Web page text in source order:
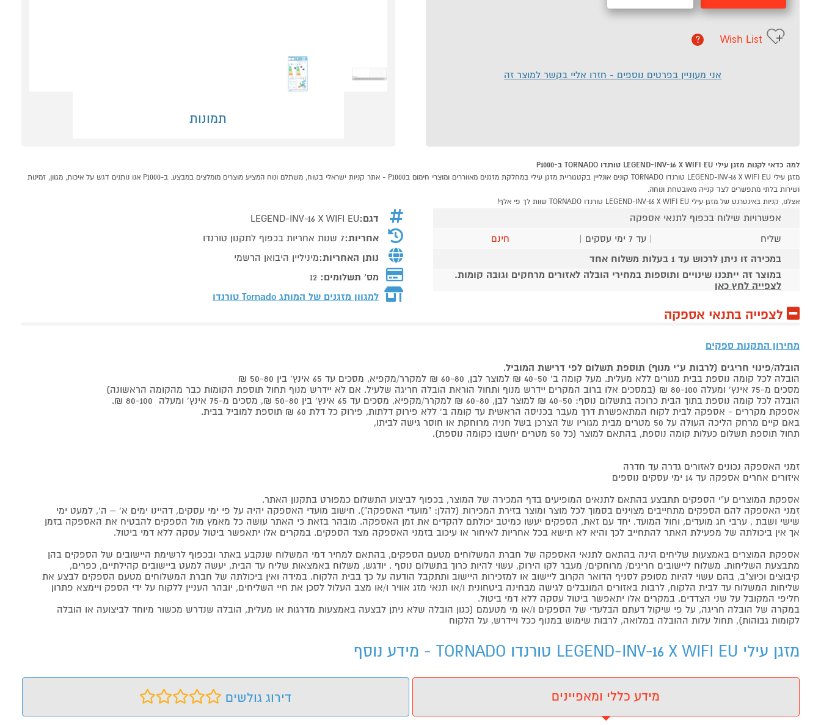
תמונות
Wish List
?
אני מעוניין בפרטים נוספים - חזרו אליי בקשר למוצר זה
למה כדאי לקנות מזגן עילי LEGEND-INV-16 X WIFI EU טורנדו TORNADO ב-P1000
מזגן עילי LEGEND-INV-16 X WIFI EU טורנדו TORNADO קונים אונליין בקטגוריית מזגן עילי במחלקת מזגנים מאווררים ומוצרי חימום בP1000 - אתר קניות ישראלי בטוח, משתלם ונוח המציע מוצרים מומלצים במבצע. ב-P1000 אנו נותנים דגש על איכות, מגוון, זמינות
ושירות בלתי מתפשרים לצד קנייה מאובטחת ונוחה.
אצלנו, קניות באינטרנט של מזגן עילי LEGEND-INV-16 X WIFI EU טורנדו TORNADO שוות לך פי אלף!
אפשרויות שילוח בכפוף לתנאי אספקה
שליח
| עד 7 ימי עסקים |
חינם
במכירה זו ניתן לרכוש עד 1 בעלות משלוח אחד
במוצר זה ייתכנו שינויים ותוספות במחירי הובלה לאזורים מרחקים וגובה קומות.
לצפייה לחץ כאן
דגם:LEGEND-INV-16 X WIFI EU
אחריות:7 שנות אחריות בכפוף לתקנון טורנדו
נותן האחריות:מיניליין היבואן הרשמי
מס' תשלומים: 12
למגוון מזגנים של המותג Tornado טורנדו
לצפייה בתנאי אספקה
מחירון התקנות ספקים
הובלה/פינוי חריגים (לרבות ע"י מנוף) תוספת תשלום לפי דרישת המוביל.
הובלה לכל קומה נוספת בבית מגורים ללא מעלית. מעל קומה ב' 40-50 ₪ למוצר לבן, 60-80 ₪ למקרר/מקפיא, מסכים עד 65 אינץ' בין 50-80 ₪
מסכים מ-75 אינץ' ומעלה 80-100 ₪ (במסכים אלו ברוב המקרים יידרש מנוף ותחול הוראת הובלה חריגה שלעיל. אם לא יידרש מנוף תחול תוספת הקומות כבר מהקומה הראשונה)
הובלה לכל קומה נוספת בתוך הבית כרוכה בתשלום נוסף: 40-50 ₪ למוצר לבן, 60-80 ₪ למקרר/מקפיא, מסכים עד 65 אינץ' בין 50-80 ₪, מסכים מ-75 אינץ' ומעלה 80-100 ₪.
אספקת מקררים - אספקה לבית לקוח המתאפשרת דרך מעבר בכניסה הראשית עד קומה ב' ללא פירוק דלתות, פירוק כל דלת 60 ₪ תוספת למוביל בבית.
באם קיים מרחק הליכה העולה על 50 מטרים מבית מגוריו של הצרכן בשל חניה מרוחקת או חוסר גישה לביתו,
תחול תוספת תשלום כעלות קומה נוספת, בהתאם למוצר (כל 50 מטרים יחשבו כקומה נוספת).
זמני האספקה נכונים לאזורים גדרה עד חדרה
איזורים אחרים אספקה עד 14 ימי עסקים נוספים
אספקת המוצרים ע"י הספקים תתבצע בהתאם לתנאים המופיעים בדף המכירה של המוצר, בכפוף לביצוע התשלום כמפורט בתקנון האתר.
זמני האספקה להם הספקים מתחייבים מצוינים בסמוך לכל מוצר ומוצר בזירת המכירות (להלן: "מועדי האספקה"). חישוב מועדי האספקה יהיה על פי ימי עסקים, דהיינו ימים א' – ה', למעט ימי
שישי ושבת , ערבי חג מועדים, וחול המועד. יחד עם זאת, הספקים יעשו כמיטב יכולתם להקדים את זמן האספקה. מובהר בזאת כי האתר עושה כל מאמץ מול הספקים להבטיח את האספקה בזמן
אך אין ביכולתה של מפעילת האתר להתחייב לכך והיא לא תישא בכל אחריות לאיחור או עיכוב בזמני האספקה מצד הספקים. במקרים אלו יתאפשר ביטול עסקה ללא דמי ביטול.
אספקת המוצרים באמצעות שליחים הינה בהתאם לתנאי האספקה של חברת המשלוחים מטעם הספקים, בהתאם למחיר דמי המשלוח שנקבע באתר ובכפוף לרשימת היישובים של הספקים בהן
מתבצעת השליחות. משלוח ליישובים חריגים/ מרוחקים/ מעבר לקו הירוק, עשוי להיות כרוך בתשלום נוסף . יודגש, משלוח באמצאות שליח עד הבית, יעשה למעט ביישובים קהילתיים, כפרים,
קיבוצים וכיוצ"ב, בהם עשוי להיות מסופק לסניף הדואר הקרוב ליישוב או למזכירות היישוב ותתקבל הודעה על כך בבית הלקוח. במידה ואין ביכולתה של חברת המשלוחים מטעם הספקים לבצע את
שליחות המשלוח עד לבית הלקוח, לרבות באזורים המוגבלים לגישה מבחינה ביטחונית ו/או תנאי מזג אוויר ו/או מצב העלול לסכן את חיי השליחים, יובהר העניין ללקוח על ידי הספק ויימצא פתרון
חליפי המקובל על שני הצדדים. במקרים אלו יתאפשר ביטול עסקה ללא דמי ביטול.
במקרה של הובלה חריגה, על פי שיקול דעתם הבלעדי של הספקים ו/או מי מטעמם (כגון הובלה שלא ניתן לבצעה באמצעות מדרגות או מעלית, הובלה שנדרש מכשור מיוחד לביצועה או הובלה
לקומות גבוהות), תחול עלות ההובלה במלואה, לרבות שימוש במנוף ככל ויידרש, על הלקוח
מזגן עילי LEGEND-INV-16 X WIFI EU טורנדו TORNADO - מידע נוסף
מידע כללי ומאפיינים דירוג גולשים